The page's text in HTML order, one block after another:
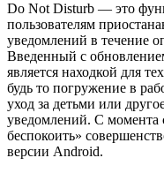
Do Not Disturb — это
пользователям
уведомлений в течение
Введенный с
является находкой для
будь то погружение в
уход за детьми или
уведомлений. С момента
беспокоить»
версии Android.